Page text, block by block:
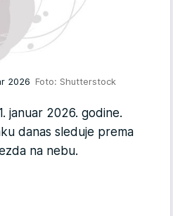
2026 Foto: Shutterstock
januar 2026. godine.
danas sleduje prema
na nebu.